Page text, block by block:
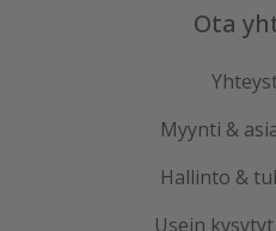
Ota
Myynti &
Hallinto &
Usein